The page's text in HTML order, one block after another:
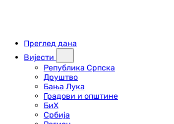
Преглед дана
Вијести
Република Српска
Друштво
Бања Лука
Градови и општине
БиХ
Србија